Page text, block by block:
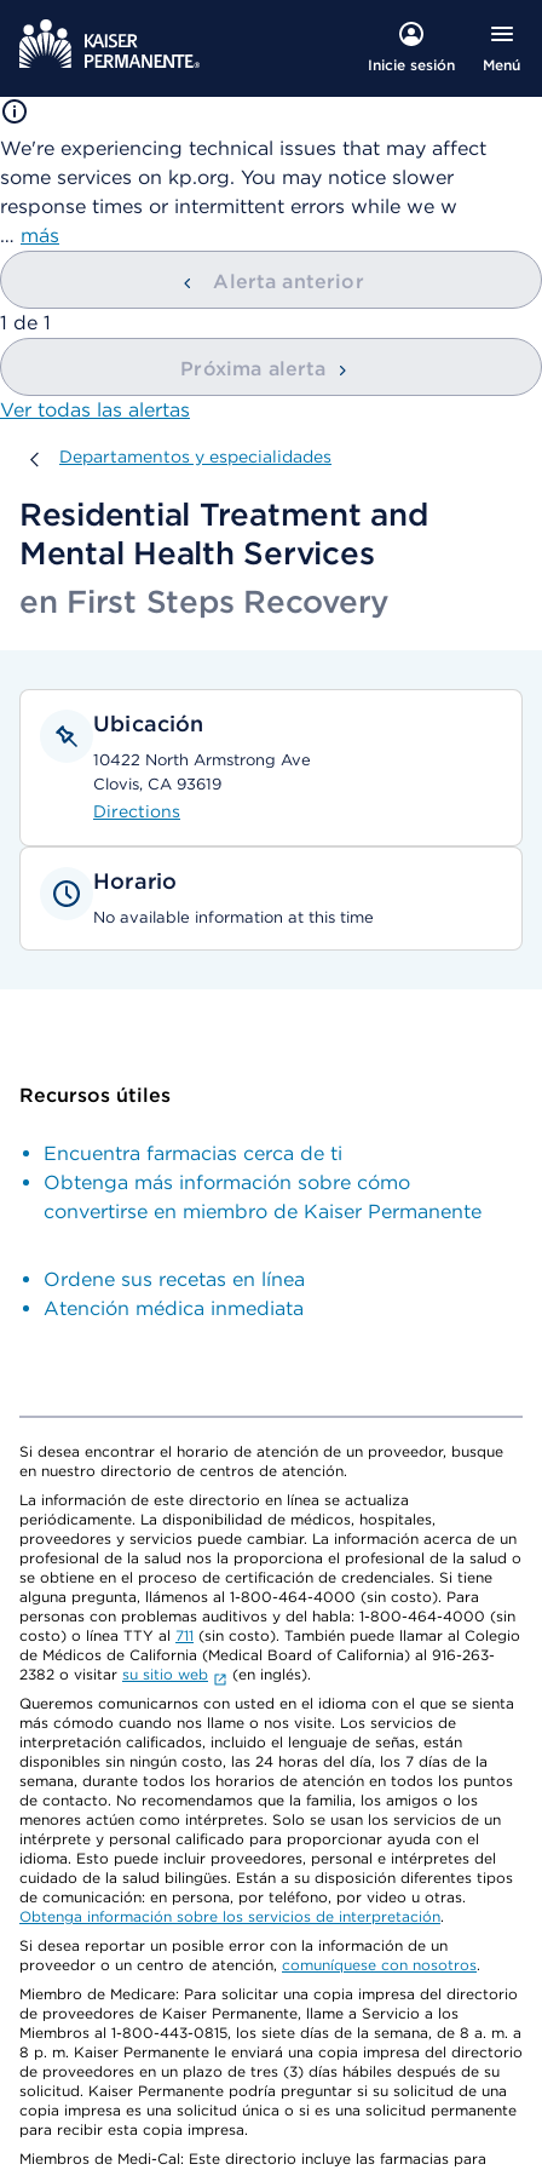
Inicie sesión Menú
We're experiencing technical issues that may affect
some services on kp.org. You may notice slower
response times or intermittent errors while we w
… más
Alerta anterior
mostrando
1 de 1
Próxima alerta
Ver todas las alertas
Departamentos y especialidades
Departamentos y especialidades
Residential Treatment and
Mental Health Services
en First Steps Recovery
Ubicación
10422 North Armstrong Ave
Clovis, CA 93619
Directions
Horario
No available information at this time
Recursos útiles
Encuentra farmacias cerca de ti
Obtenga más información sobre cómo
convertirse en miembro de Kaiser Permanente
Ordene sus recetas en línea
Atención médica inmediata
Si desea encontrar el horario de atención de un proveedor, busque
en nuestro directorio de centros de atención.
La información de este directorio en línea se actualiza
periódicamente. La disponibilidad de médicos, hospitales,
proveedores y servicios puede cambiar. La información acerca de un
profesional de la salud nos la proporciona el profesional de la salud o
se obtiene en el proceso de certificación de credenciales. Si tiene
alguna pregunta, llámenos al 1-800-464-4000 (sin costo). Para
personas con problemas auditivos y del habla: 1-800-464-4000 (sin
costo) o línea TTY al 711 (sin costo). También puede llamar al Colegio
de Médicos de California (Medical Board of California) al 916-263-
2382 o visitar su sitio web
(en inglés).
Queremos comunicarnos con usted en el idioma con el que se sienta
más cómodo cuando nos llame o nos visite. Los servicios de
interpretación calificados, incluido el lenguaje de señas, están
disponibles sin ningún costo, las 24 horas del día, los 7 días de la
semana, durante todos los horarios de atención en todos los puntos
de contacto. No recomendamos que la familia, los amigos o los
menores actúen como intérpretes. Solo se usan los servicios de un
intérprete y personal calificado para proporcionar ayuda con el
idioma. Esto puede incluir proveedores, personal e intérpretes del
cuidado de la salud bilingües. Están a su disposición diferentes tipos
de comunicación: en persona, por teléfono, por video u otras.
Obtenga información sobre los servicios de interpretación.
Si desea reportar un posible error con la información de un
proveedor o un centro de atención, comuníquese con nosotros.
Miembro de Medicare: Para solicitar una copia impresa del directorio
de proveedores de Kaiser Permanente, llame a Servicio a los
Miembros al 1-800-443-0815, los siete días de la semana, de 8 a. m. a
8 p. m. Kaiser Permanente le enviará una copia impresa del directorio
de proveedores en un plazo de tres (3) días hábiles después de su
solicitud. Kaiser Permanente podría preguntar si su solicitud de una
copia impresa es una solicitud única o si es una solicitud permanente
para recibir esta copia impresa.
Miembros de Medi-Cal: Este directorio incluye las farmacias para